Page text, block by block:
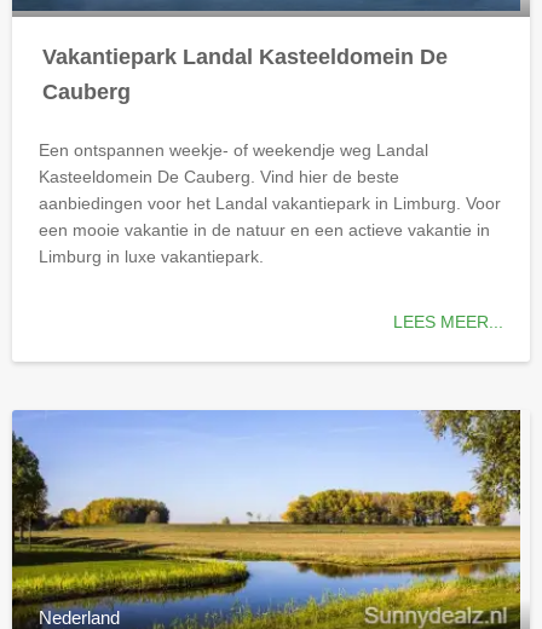
Vakantiepark Landal Kasteeldomein De
Cauberg
Een ontspannen weekje- of weekendje weg Landal
Kasteeldomein De Cauberg. Vind hier de beste
aanbiedingen voor het Landal vakantiepark in Limburg. Voor
een mooie vakantie in de natuur en een actieve vakantie in
Limburg in luxe vakantiepark.
LEES MEER...
Nederland